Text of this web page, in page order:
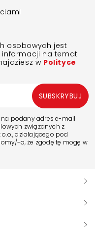
osobowych jest
informacji na temat
w Polityce
podany adres e-mail
związanych z
działającego pod
a, że zgodę tę mogę w
SUBSKRYBUJ